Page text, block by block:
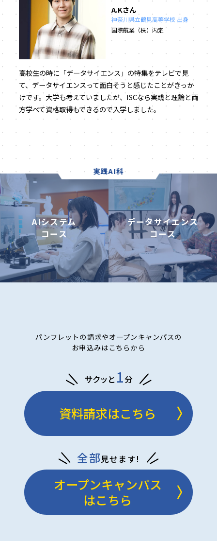
A.Kさん
神奈川県立鶴見高等学校 出身
国際航業（株）内定
高校生の時に「データサイエンス」の特集をテレビで見
て、データサイエンスって面白そうと感じたことがきっか
けです。大学も考えていましたが、ISCなら実践と理論と両
方学べて資格取得もできるので入学しました。
実践AI科
AIシステム
コース
データサイエンス
コース
パンフレットの請求やオープンキャンパスの
お申込みはこちらから
サクッと 1分
資料請求はこちら
全部見せます!
オープンキャンパス
はこちら